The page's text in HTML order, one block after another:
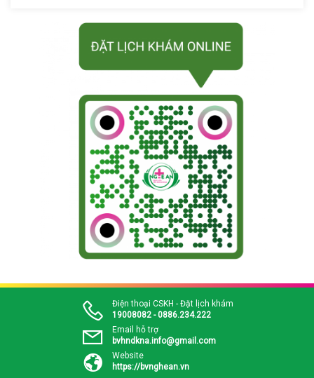
Điện thoại CSKH - Đặt lịch khám
19008082 - 0886.234.222
Email hỗ trợ
bvhndkna.info@gmail.com
Website
https://bvnghean.vn